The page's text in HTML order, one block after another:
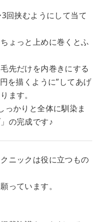
挟むようにして当て
っと上めに巻くとふ
先だけを内巻きにする
を描くように”してあげ
ます。
かりと全体に馴染ま
の完成です♪
ニックは役に立つもの
っています。